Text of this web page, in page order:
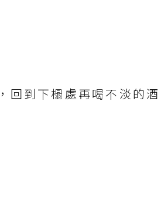
回到下榻處再喝不淡的酒